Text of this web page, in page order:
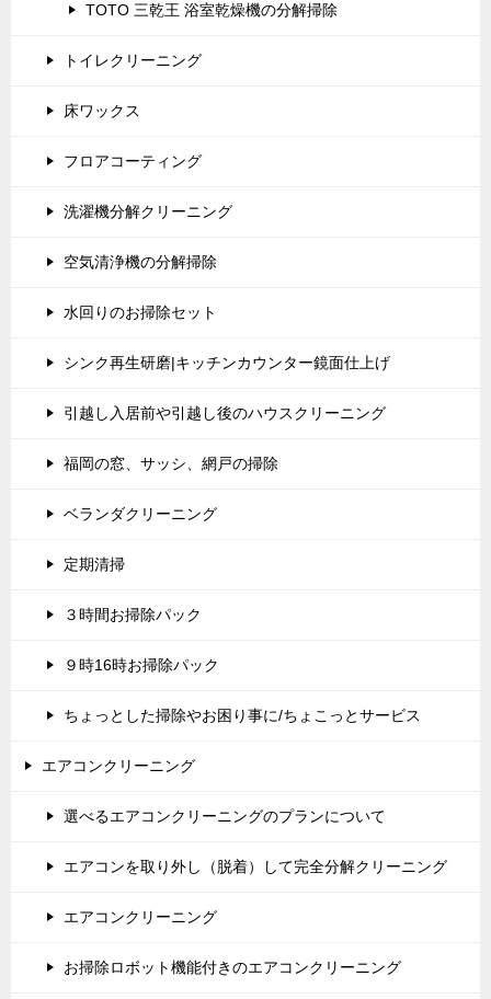
TOTO 三乾王 浴室乾燥機の分解掃除
トイレクリーニング
床ワックス
フロアコーティング
洗濯機分解クリーニング
空気清浄機の分解掃除
水回りのお掃除セット
シンク再生研磨|キッチンカウンター鏡面仕上げ
引越し入居前や引越し後のハウスクリーニング
福岡の窓、サッシ、網戸の掃除
ベランダクリーニング
定期清掃
３時間お掃除パック
９時16時お掃除パック
ちょっとした掃除やお困り事に/ちょこっとサービス
エアコンクリーニング
選べるエアコンクリーニングのプランについて
エアコンを取り外し（脱着）して完全分解クリーニング
エアコンクリーニング
お掃除ロボット機能付きのエアコンクリーニング